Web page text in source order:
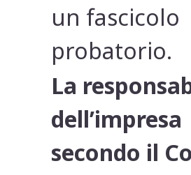
un fascicolo
probatorio.
La
dell’impresa
secondo il